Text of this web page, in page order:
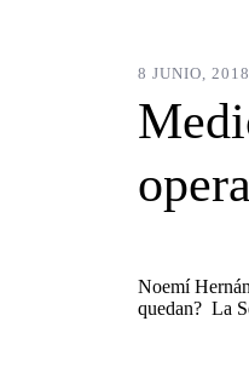
8 JUNIO, 2018
Noemí
quedan? La